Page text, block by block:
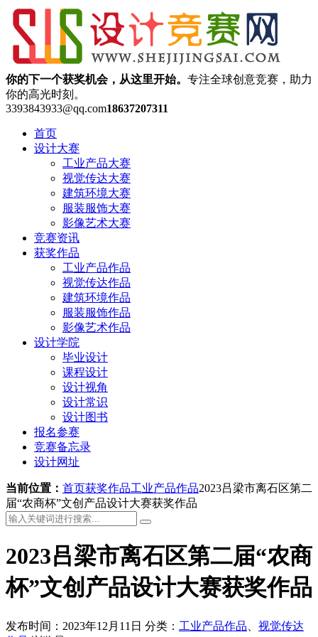
你的下一个获奖机会，从这里开始。 专注全球创意竞赛，助力
你的高光时刻。
3393843933@qq.com18637207311
首页
设计大赛
工业产品大赛
视觉传达大赛
建筑环境大赛
服装服饰大赛
影像艺术大赛
竞赛资讯
获奖作品
工业产品作品
视觉传达作品
建筑环境作品
服装服饰作品
影像艺术作品
设计学院
毕业设计
课程设计
设计视角
设计常识
设计图书
报名参赛
竞赛备忘录
设计网址
当前位置： 首页获奖作品工业产品作品2023吕梁市离石区第二
届“农商杯”文创产品设计大赛获奖作品
2023吕梁市离石区第二届“农商
杯”文创产品设计大赛获奖作品
发布时间：2023年12月11日 分类： 工业产品作品
视觉传达